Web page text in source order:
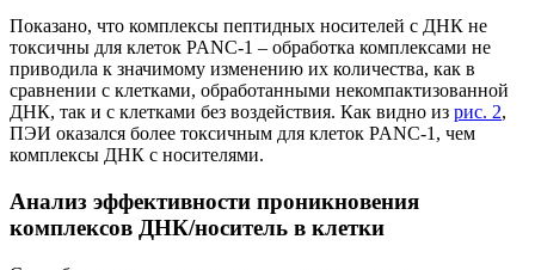
Показано, что комплексы пептидных носителей с ДНК не
токсичны для клеток PANC-1 ‒ обработка комплексами не
приводила к значимому изменению их количества, как в
сравнении с клетками, обработанными некомпактизованной
ДНК, так и с клетками без воздействия. Как видно из рис. 2,
ПЭИ оказался более токсичным для клеток PANC-1, чем
комплексы ДНК с носителями.
Анализ эффективности проникновения
комплексов ДНК/носитель в клетки